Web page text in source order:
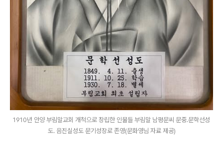
1910년 안양 부림말교회 개척으로 창립한 인물들 부림말 남평문씨 문중.문학선성
도. 음진실성도 문기성장로 존영(문화영님 자료 제공)